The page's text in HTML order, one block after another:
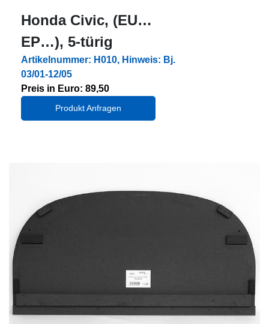
Honda Civic, (EU…
EP…), 5-türig
Artikelnummer: H010, Hinweis: Bj.
03/01-12/05
Preis in Euro: 89,50
Produkt Anfragen